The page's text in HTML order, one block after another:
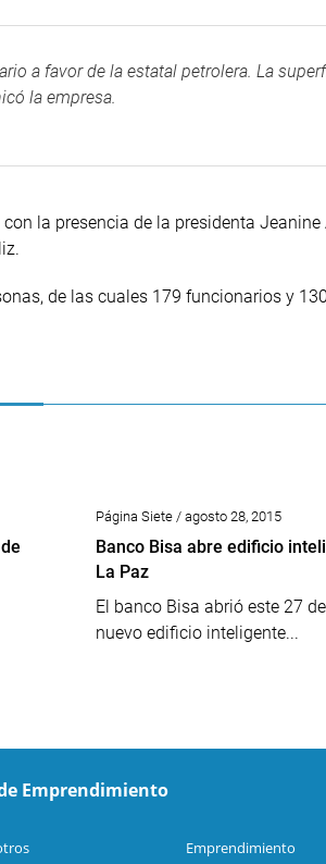
a favor de la estatal petrolera. La
la empresa.
la presencia de la presidenta Jeanine
de las cuales 179 funcionarios y
Página Siete / agosto 28, 2015
Banco Bisa abre edificio
La Paz
El banco Bisa abrió este 27
nuevo edificio inteligente...
Emprendimiento
Emprendimiento